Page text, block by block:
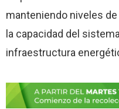
manteniendo niveles
la capacidad del
infraestructura